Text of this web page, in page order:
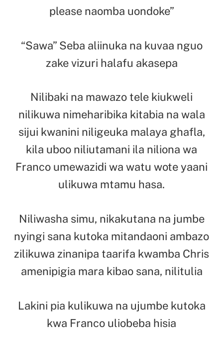
please naomba uondoke”
“Sawa” Seba aliinuka na kuvaa nguo
zake vizuri halafu akasepa
Nilibaki na mawazo tele kiukweli
nilikuwa nimeharibika kitabia na wala
sijui kwanini niligeuka malaya ghafla,
kila uboo niliutamani ila niliona wa
Franco umewazidi wa watu wote yaani
ulikuwa mtamu hasa.
Niliwasha simu, nikakutana na jumbe
nyingi sana kutoka mitandaoni ambazo
zilikuwa zinanipa taarifa kwamba Chris
amenipigia mara kibao sana, nilitulia
Lakini pia kulikuwa na ujumbe kutoka
kwa Franco uliobeba hisia